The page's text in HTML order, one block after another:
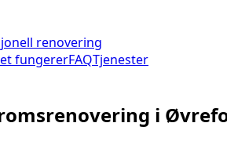
renovering
fungererFAQTjenester
i